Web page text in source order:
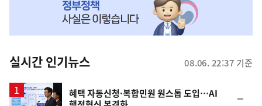
뉴
스
실시간 인기뉴스 08.06. 22:37 기준
혜택 자동신청·복합민원 원스톱 도입…AI